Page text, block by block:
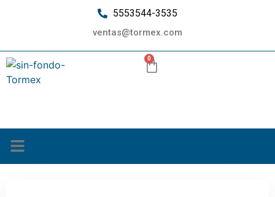
5553544-3535
ventas@tormex.com
0